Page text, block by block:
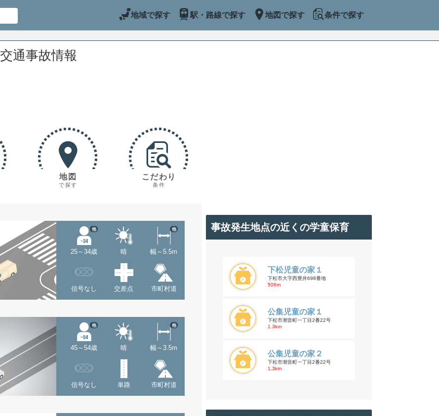
地域で探す 駅・路線で探す 地図で探す 条件で探す
通事故情報
地図
で探す
こだわり
条件
25～34歳
他
晴 幅～5.5m
他
信号なし 交差点 市町村道
45～54歳
他
晴 幅～3.5m
他
信号なし 単路 市町村道
事故発生地点の近くの学童保育
下松児童の家１
下松市大字西豊井698番地
506m
公集児童の家１
下松市潮音町一丁目2番22号
1.3km
公集児童の家２
下松市潮音町一丁目2番22号
1.3km